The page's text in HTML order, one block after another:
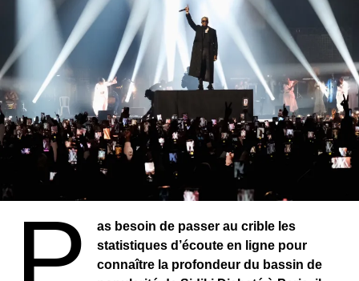
as besoin de passer au crible les
statistiques d’écoute en ligne pour
connaître la profondeur du bassin de